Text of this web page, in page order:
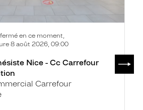
en ce moment,
8 août 2026, 09:00
Nice - Cc Carrefour
Carrefour